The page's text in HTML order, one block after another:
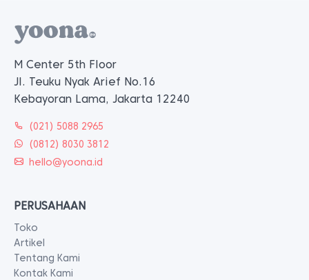
M Center 5th Floor
Jl. Teuku Nyak Arief No.16
Kebayoran Lama, Jakarta 12240
(021) 5088 2965
(0812) 8030 3812
hello@yoona.id
PERUSAHAAN
Toko
Artikel
Tentang Kami
Kontak Kami